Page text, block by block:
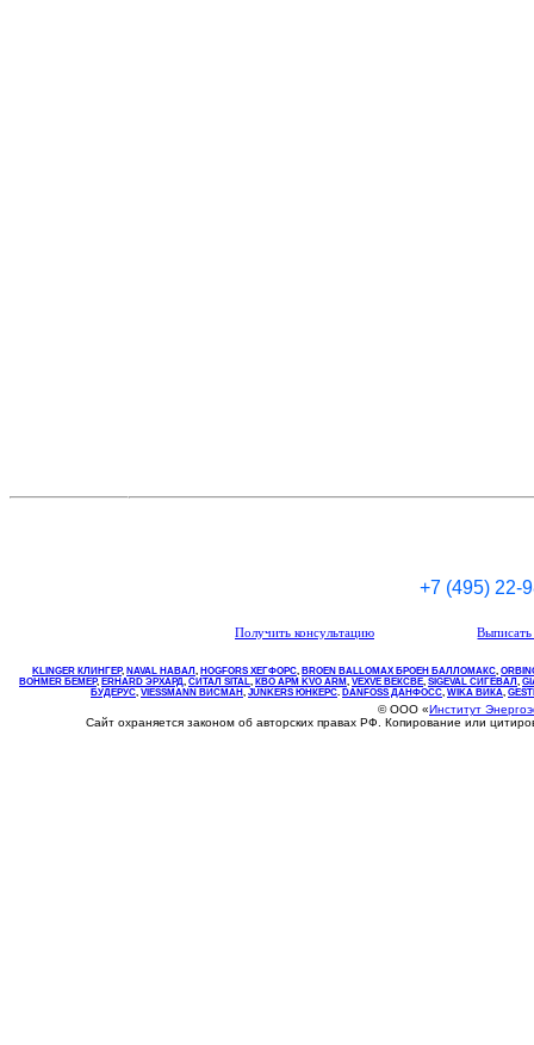
+7 (495) 22-
Получить консультацию
KLINGER КЛИНГЕР, NAVAL НАВАЛ , НOGFORS ХЕГФОРС, BROEN BALLOMAX БРОЕН БАЛЛОМАКС,
BOHMER БЕМЕР, ERHARD ЭРХАРД, СИТАЛ SITAL, КВО АРМ KVO ARM, VEXVE ВЕКСВЕ, SIGEVAL СИГЕВАЛ ,
БУДЕРУС, VIESSMANN ВИСМАН , JUNKERS ЮНКЕРС. DANFOSS ДАНФОСС, WIKA ВИКА,
© ООО «Институт
Сайт охраняется законом об авторских правах РФ. Копирование или